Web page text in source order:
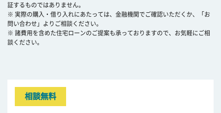
証するものではありません。
※ 実際の購入・借り入れにあたっては、金融機関でご確認いただくか、「お
問い合わせ」よりご相談ください。
※ 諸費用を含めた住宅ローンのご提案も承っておりますので、お気軽にご相
談ください。
相談無料